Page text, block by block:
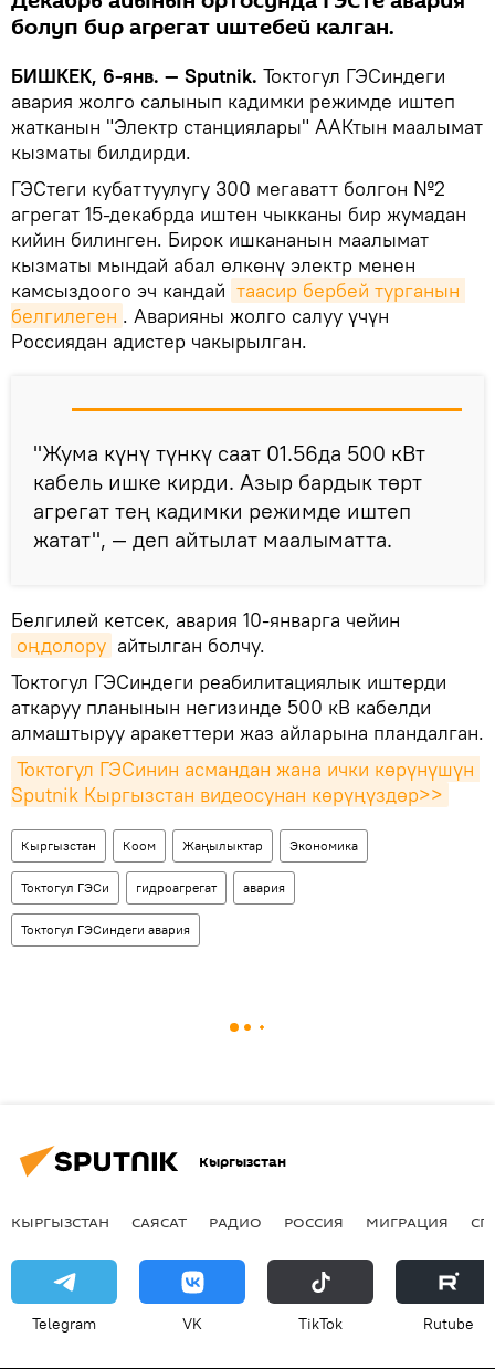
болуп бир агрегат иштебей калган.
БИШКЕК, 6-янв. — Sputnik. Токтогул ГЭСиндеги
авария жолго салынып кадимки режимде иштеп
жатканын "Электр станциялары" ААКтын маалымат
кызматы билдирди.
ГЭСтеги кубаттуулугу 300 мегаватт болгон №2
агрегат 15-декабрда иштен чыкканы бир жумадан
кийин билинген. Бирок ишкананын маалымат
кызматы мындай абал өлкөнү электр менен
камсыздоого эч кандай таасир бербей турганын
белгилеген . Аварияны жолго салуу үчүн
Россиядан адистер чакырылган.
"Жума күнү түнкү саат 01.56да 500 кВт
кабель ишке кирди. Азыр бардык төрт
агрегат тең кадимки режимде иштеп
жатат", — деп айтылат маалыматта.
Белгилей кетсек, авария 10-январга чейин
оңдолору айтылган болчу.
Токтогул ГЭСиндеги реабилитациялык иштерди
аткаруу планынын негизинде 500 кВ кабелди
алмаштыруу аракеттери жаз айларына пландалган.
Токтогул ГЭСинин асмандан жана ички көрүнүшүн
Sputnik Кыргызстан видеосунан көрүңүздөр>>
Кыргызстан Коом Жаңылыктар Экономика
Токтогул ГЭСи гидроагрегат авария
Токтогул ГЭСиндеги авария
Кыргызстан
КЫРГЫЗСТАН САЯСАТ РАДИО РОССИЯ МИГРАЦИЯ
Telegram VK ТikТоk Rutube